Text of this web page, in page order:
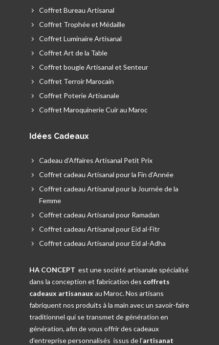
Coffret Bureau Artisanal
Coffret Trophée et Médaille
Coffret Luminaire Artisanal
Coffret Art de la Table
Coffret bougie Artisanal et Senteur
Coffret Terroir Marocain
Coffret Poterie Artisanale
Coffret Maroquinerie Cuir au Maroc
Idées Cadeaux
Cadeau d’Affaires Artisanal Petit Prix
Coffret cadeau Artisanal pour la Fin d’Année
Coffret cadeau Artisanal pour la Journée de la
Femme
Coffret cadeau Artisanal pour Ramadan
Coffret cadeau Artisanal pour Eid al-Fitr
Coffret cadeau Artisanal pour Eid al-Adha
HA CONCEPT est une société artisanale spécialisé
dans la conception et fabrication des coffrets
cadeaux artisanaux au Maroc. Nos artisans
fabriquent nos produits à la main avec un savoir-faire
traditionnel qui se transmet de génération en
génération, afin de vous offrir des cadeaux
d’entreprise personnalisés issus de l’artisanat